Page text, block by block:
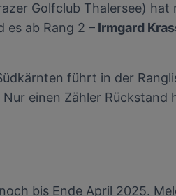
Golfclub Thalersee)
es ab Rang 2 – Irmgard
führt in der
einen Zähler Rückstand
bis Ende April 2025.